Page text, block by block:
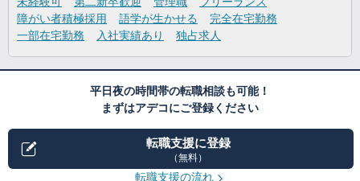
障がい者積極採用
語学が生かせる
完全在宅勤務
一部在宅勤務
入社実績あり 独占求人
平日夜の時間帯の転職相談も可能！
まずはアデコにご登録ください
転職支援に登録
（無料）
転職支援の流れ